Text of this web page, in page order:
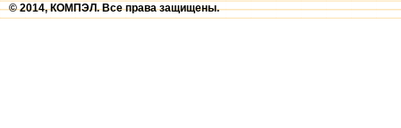
© 2014, КОМПЭЛ. Все права защищены.